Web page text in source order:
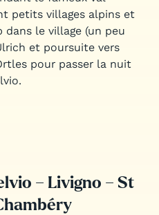
petits villages alpins et
dans le village (un peu
et poursuite vers
pour passer la nuit
– Livigno – St